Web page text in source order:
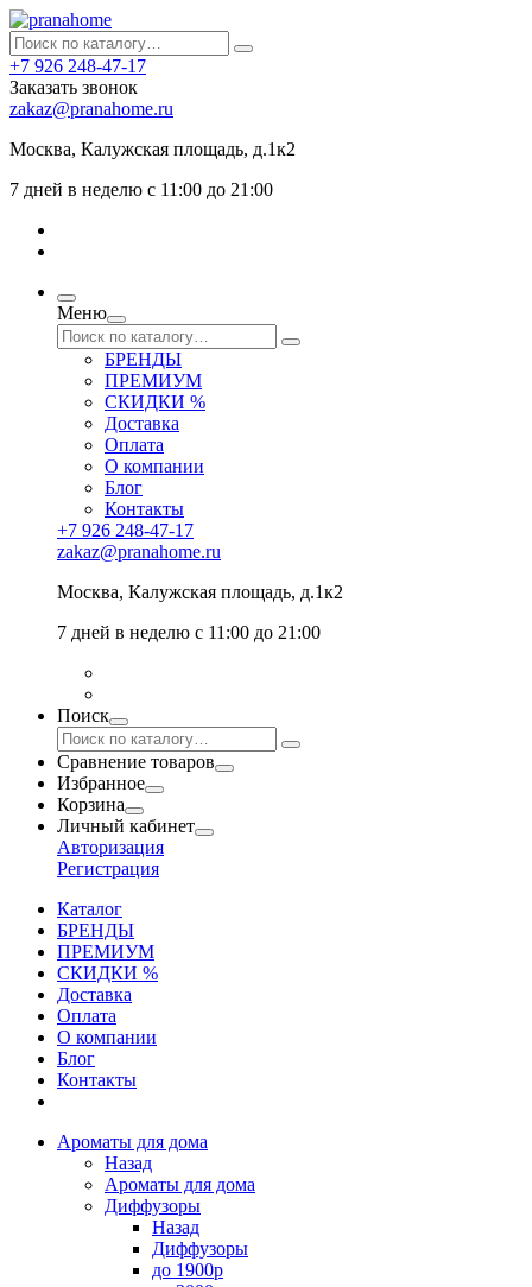
+7 926 248-47-17
Заказать звонок
zakaz@pranahome.ru
Москва, Калужская площадь, д.1к2
7 дней в неделю с 11:00 до 21:00
Меню
БРЕНДЫ
ПРЕМИУМ
СКИДКИ %
Доставка
Оплата
О компании
Блог
Контакты
+7 926 248-47-17
zakaz@pranahome.ru
Москва, Калужская площадь, д.1к2
7 дней в неделю с 11:00 до 21:00
Поиск
Сравнение товаров
Избранное
Корзина
Личный кабинет
Авторизация
Регистрация
Каталог
БРЕНДЫ
ПРЕМИУМ
СКИДКИ %
Доставка
Оплата
О компании
Блог
Контакты
Ароматы для дома
Назад
Ароматы для дома
Диффузоры
Назад
Диффузоры
до 1900р